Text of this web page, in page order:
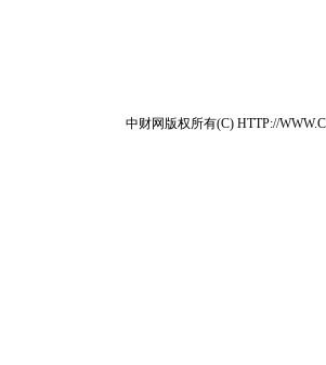
中财网版权所有(C) HTTP://